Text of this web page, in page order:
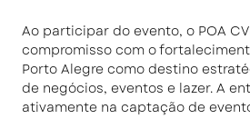
Ao participar do evento, o POA
compromisso com o
Porto Alegre como destino
de negócios, eventos e lazer. A
ativamente na captação de